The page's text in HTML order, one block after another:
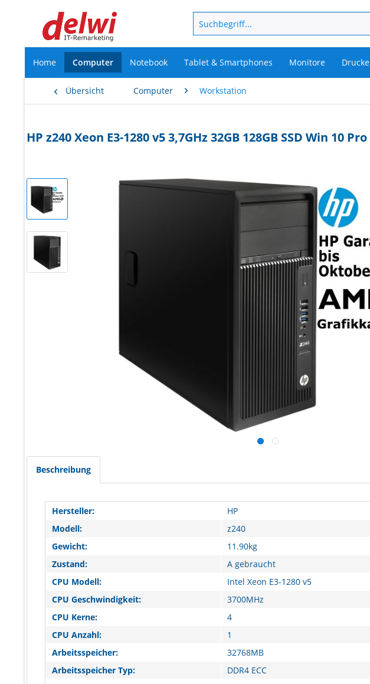
Home Computer Notebook Tablet & Smartphones Monitore
Übersicht Computer Workstation
HP z240 Xeon E3-1280 v5 3,7GHz 32GB 128GB SSD Win 10
Beschreibung
Hersteller:
HP
Modell:
z240
Gewicht:
11.90kg
Zustand:
A gebraucht
CPU Modell:
Intel Xeon E3-1280 v5
CPU Geschwindigkeit:
3700MHz
CPU Kerne:
4
CPU Anzahl:
1
Arbeitsspeicher:
32768MB
Arbeitsspeicher Typ:
DDR4 ECC